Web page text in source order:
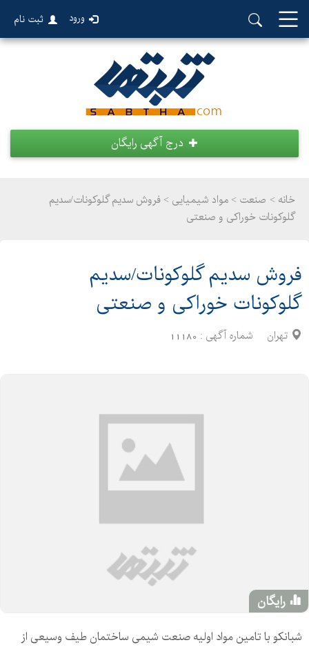
ورود ثبت نام
درج آگهی رایگان
خانه > صنعت > مواد شیمیایی > فروش سدیم گلوکونات/سدیم
گلوکونات خوراکی و صنعتی
فروش سدیم گلوکونات/سدیم
گلوکونات خوراکی و صنعتی
تهران شماره آگهی : 11180
رایگان
شبانکو با تامین مواد اولیه صنعت شیمی ساختمان طیف وسیعی از